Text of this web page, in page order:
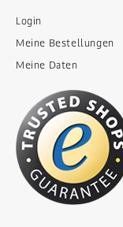
Login
Meine Bestellungen
Meine Daten